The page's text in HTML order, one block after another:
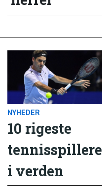
NYHEDER
10 rigeste
tennisspillere
i verden